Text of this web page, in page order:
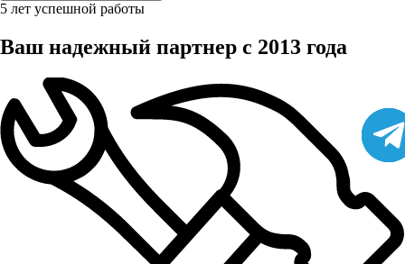
5 лет успешной работы
Ваш надежный партнер с 2013 года